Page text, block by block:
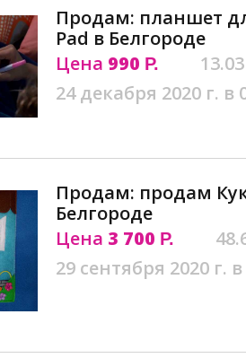
Продам: планшет
Pad в Белгороде
Цена 990 Р.
24 декабря 2020 г. в
Продам: продам
Белгороде
Цена 3 700 Р.
29 сентября 2020 г.